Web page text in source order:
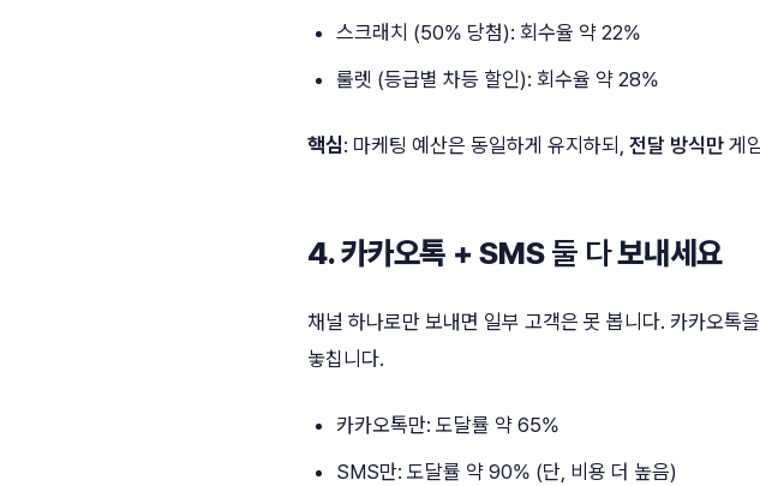
스크래치 (50% 당첨): 회수율 약 22%
룰렛 (등급별 차등 할인): 회수율 약 28%
핵심: 마케팅 예산은 동일하게 유지하되, 전달 방식만 게
4. 카카오톡 + SMS둘 다보내세요
채널 하나로만 보내면 일부 고객은 못 봅니다. 카카오톡
놓칩니다.
카카오톡만: 도달률 약 65%
SMS만: 도달률 약 90% (단, 비용 더 높음)